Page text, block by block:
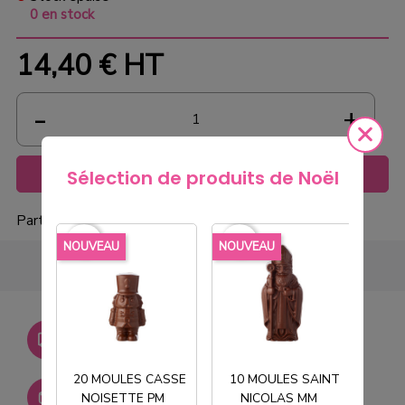
Sélection de produits de Noël
NOUVEAU
20 MOULES CASSE
NOISETTE PM
favorite_border NOUVEAU
10 MOULES SAINT
NICOLAS MM
favorite_border
0 en stock
14,40 € HT
Ajouter au panier
Partager
Livraison gratuite dès
Stock permanent :